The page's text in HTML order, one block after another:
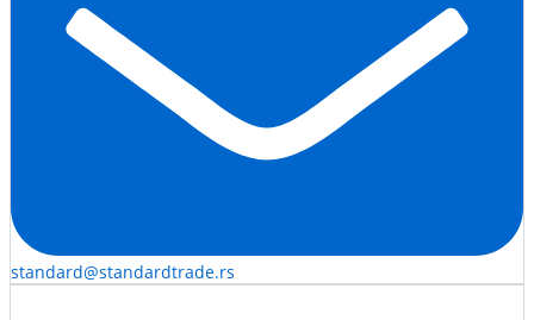
standard@standardtrade.rs